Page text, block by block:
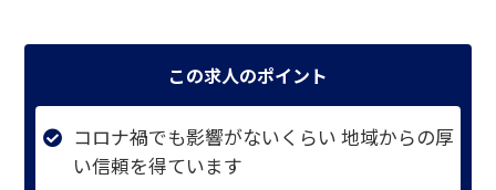
この求人のポイント
コロナ禍でも影響がないくらい 地域からの厚
い信頼を得ています